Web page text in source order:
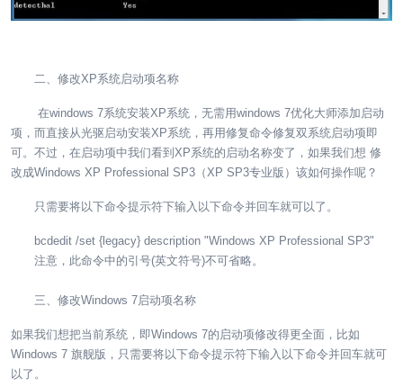
二、修改XP系统启动项名称
在windows 7系统安装XP系统，无需用windows 7优化大师添加启动
项，而直接从光驱启动安装XP系统，再用修复命令修复双系统启动项即
可。不过，在启动项中我们看到XP系统的启动名称变了，如果我们想 修
改成Windows XP Professional SP3（XP SP3专业版）该如何操作呢？
只需要将以下命令提示符下输入以下命令并回车就可以了。
bcdedit /set {legacy} description "Windows XP Professional SP3"
注意，此命令中的引号(英文符号)不可省略。
三、修改Windows 7启动项名称
如果我们想把当前系统，即Windows 7的启动项修改得更全面，比如
Windows 7 旗舰版，只需要将以下命令提示符下输入以下命令并回车就可
以了。